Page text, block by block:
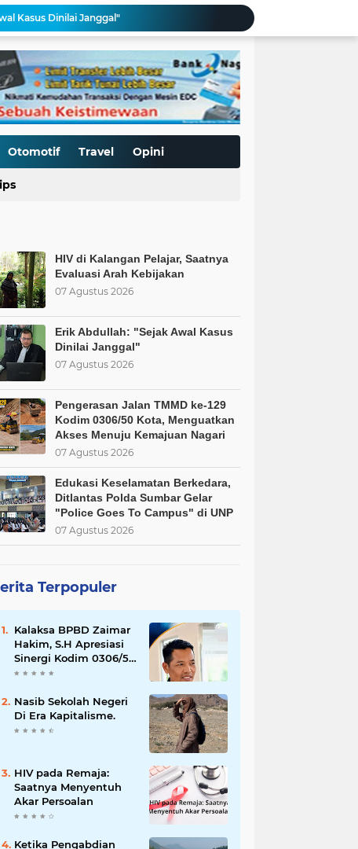
Kasus Dinilai Janggal"
Pengerasan Jalan TMMD ke-129 Kodim 0306/50 Kota, Menguatkan Akses Menuju Kemajuan Nagari
Edukasi Keselamatan Berkedara, Ditlantas Polda Sumbar Gelar "Police Goes To Campus" di UNP
Allah: Kedudukan L68TQ dalam Islam
Islam Harus Berbuat Apa?
Pajak?
Kurnia Nugraha Raih Penghargaan Indonesia Public Relations Top Leader 2026
Evaluasi Arah Kebijakan
Otomotif Travel Opini
HIV di Kalangan Pelajar, Saatnya
Evaluasi Arah Kebijakan
07 Agustus 2026
Erik Abdullah: "Sejak Awal Kasus
Dinilai Janggal"
07 Agustus 2026
Pengerasan Jalan TMMD ke-129
Kodim 0306/50 Kota, Menguatkan
Akses Menuju Kemajuan Nagari
07 Agustus 2026
Edukasi Keselamatan Berkedara,
Ditlantas Polda Sumbar Gelar
"Police Goes To Campus" di UNP
07 Agustus 2026
Terpopuler
Kalaksa BPBD Zaimar
Hakim, S.H Apresiasi
Sinergi Kodim 0306/50
Kota dalam
dan Penanganan
Bencana
Nasib Sekolah Negeri
Di Era Kapitalisme.
HIV pada Remaja:
Saatnya Menyentuh
Akar Persoalan
Ketika Pengabdian